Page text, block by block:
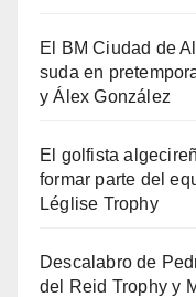
El BM Ciudad de
suda en
y Álex González
El golfista
formar parte del
Léglise Trophy
Descalabro de
del Reid Trophy y